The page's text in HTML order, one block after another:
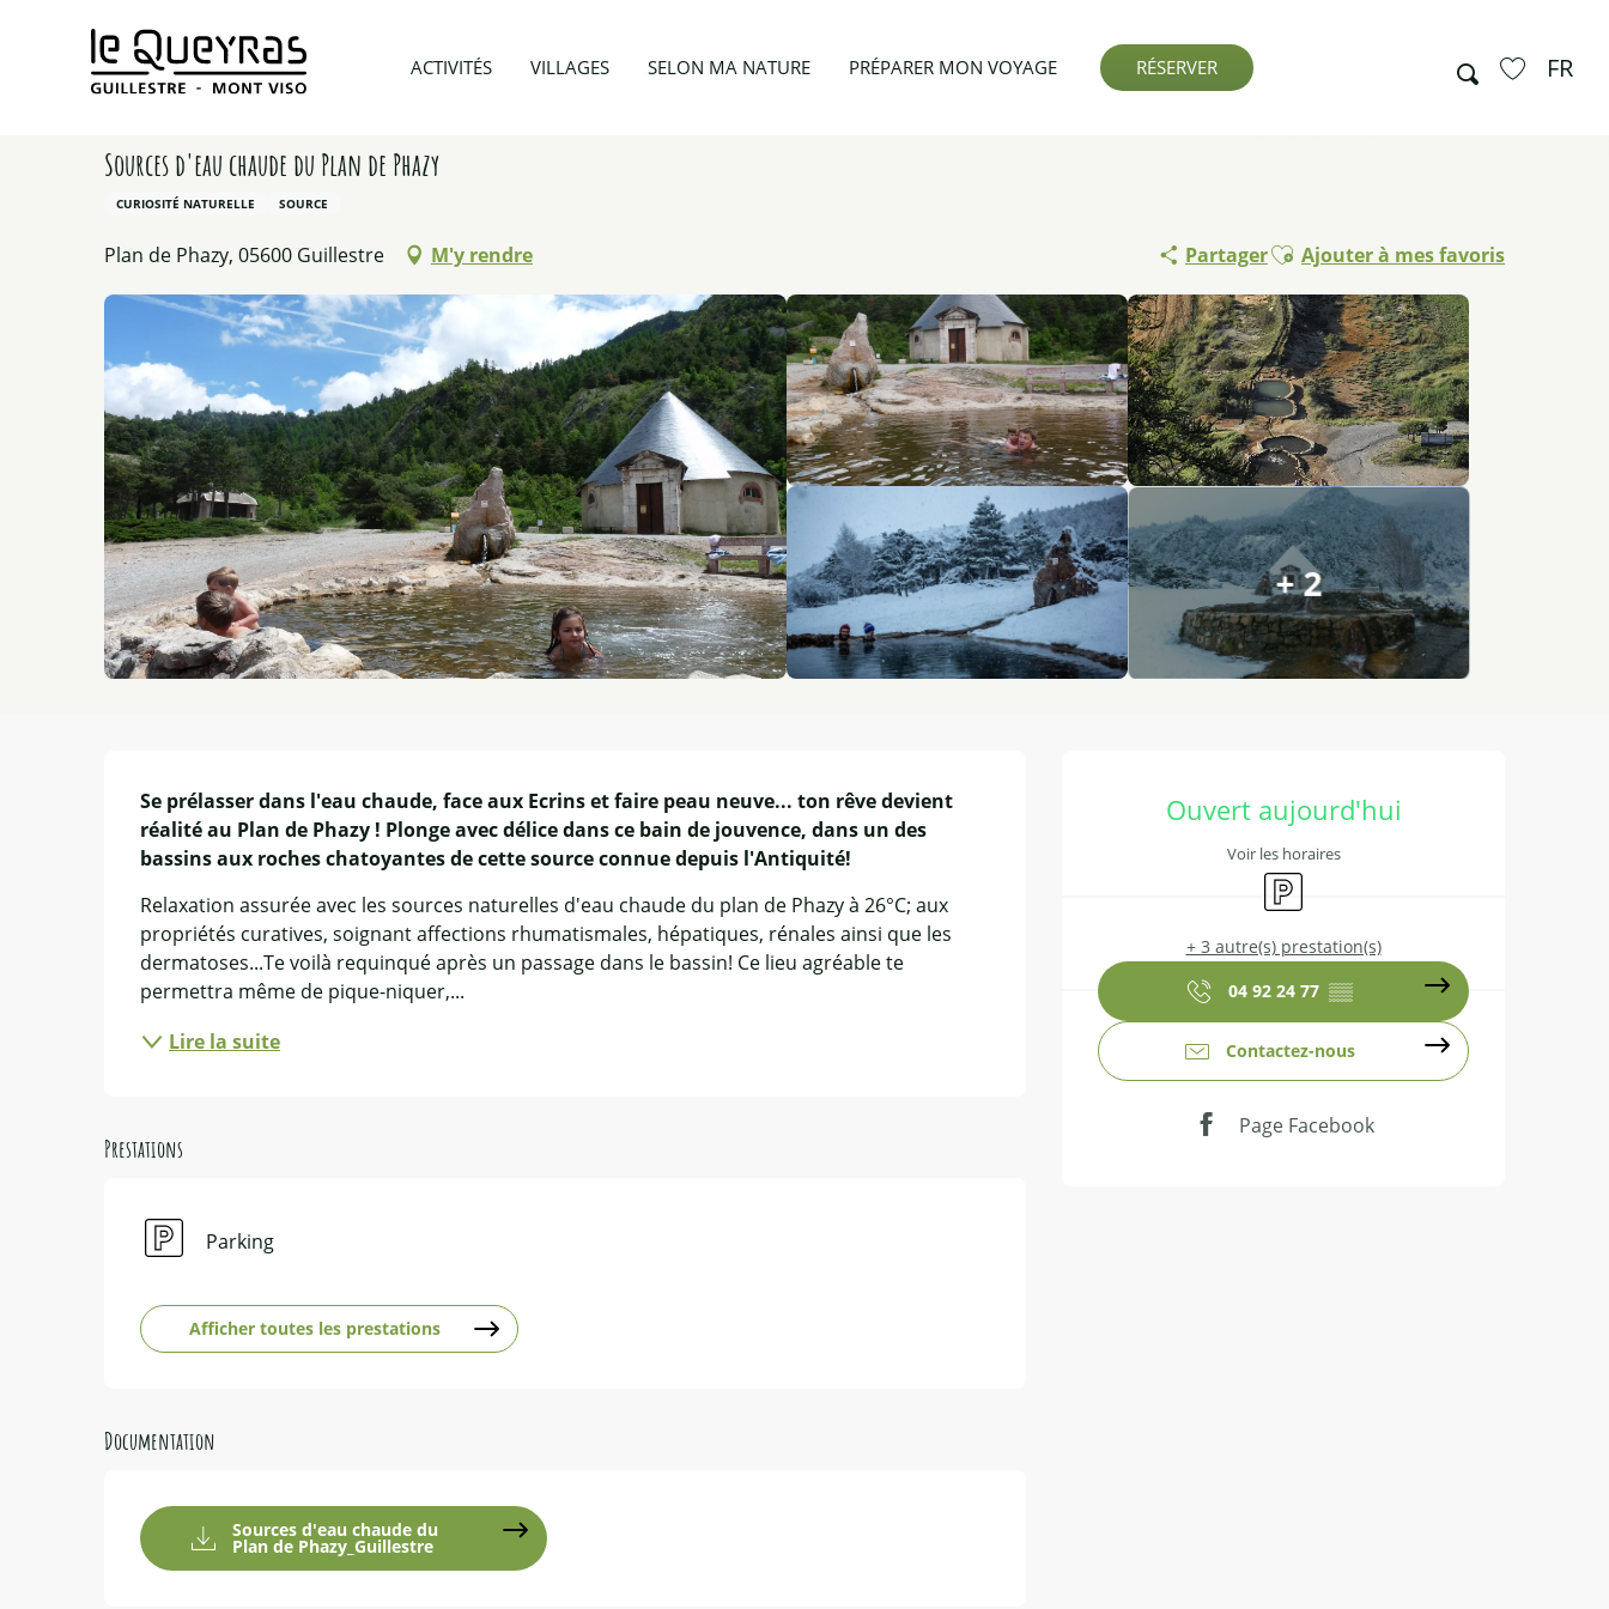
Recherche FR
ACTIVITÉS VILLAGES SELON MA NATURE PRÉPARER MON VOYAGE RÉSERVER
Accueil A voir et A faire Patrimoine & Culture Sources d'eau chaude du Plan de Phazy
Sources d'eau chaude du Plan de Phazy
CURIOSITÉ NATURELLE SOURCE
Plan de Phazy, 05600 Guillestre M'y rendre PartagerAjouter aux favoris
Ajouter à mes favoris
+ 2
Ouvert aujourd'hui
Voir les horaires
Parking
+ 3 autre(s) prestation(s)
04 92 24 77 ▒▒
Contactez-nous
Page Facebook
Se prélasser dans l'eau chaude, face aux Ecrins et faire peau neuve... ton rêve devient
réalité au Plan de Phazy ! Plonge avec délice dans ce bain de jouvence, dans un des
bassins aux roches chatoyantes de cette source connue depuis l'Antiquité!
Relaxation assurée avec les sources naturelles d'eau chaude du plan de Phazy à 26°C; aux
propriétés curatives, soignant affections rhumatismales, hépatiques, rénales ainsi que les
dermatoses...Te voilà requinqué après un passage dans le bassin! Ce lieu agréable te
permettra même de pique-niquer,...
Lire la suite
Prestations
Parking
Afficher toutes les prestations
Documentation
Sources d'eau chaude du
Plan de Phazy_Guillestre